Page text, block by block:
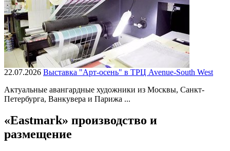
22.07.2026 Выставка "Арт-осень" в ТРЦ Avenue-South West
Актуальные авангардные художники из Москвы, Санкт-
Петербурга, Ванкувера и Парижа ...
«Eastmark» производство и
размещение